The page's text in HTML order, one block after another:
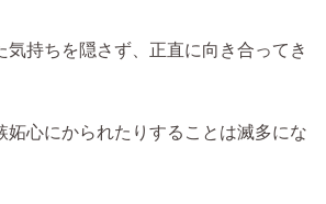
気持ちを隠さず、正直に向き合ってき
妬心にかられたりすることは滅多にな